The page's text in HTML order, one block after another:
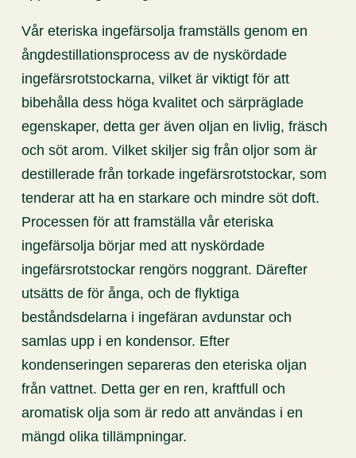
Vår eteriska ingefärsolja framställs genom en
ångdestillationsprocess av de nyskördade
ingefärsrotstockarna, vilket är viktigt för att
bibehålla dess höga kvalitet och särpräglade
egenskaper, detta ger även oljan en livlig, fräsch
och söt arom. Vilket skiljer sig från oljor som är
destillerade från torkade ingefärsrotstockar, som
tenderar att ha en starkare och mindre söt doft.
Processen för att framställa vår eteriska
ingefärsolja börjar med att nyskördade
ingefärsrotstockar rengörs noggrant. Därefter
utsätts de för ånga, och de flyktiga
beståndsdelarna i ingefäran avdunstar och
samlas upp i en kondensor. Efter
kondenseringen separeras den eteriska oljan
från vattnet. Detta ger en ren, kraftfull och
aromatisk olja som är redo att användas i en
mängd olika tillämpningar.